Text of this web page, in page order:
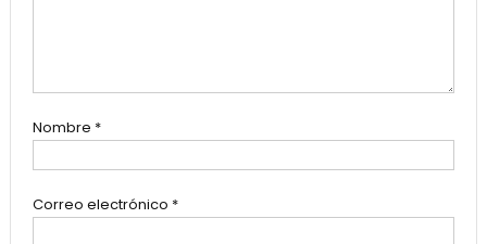
Nombre *
Correo electrónico *